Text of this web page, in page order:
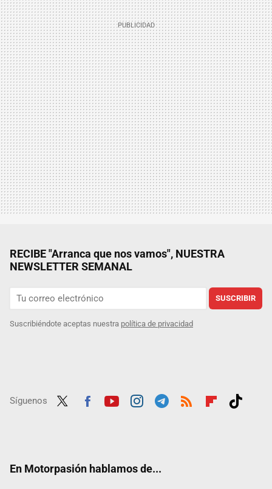
RECIBE "Arranca que nos vamos", NUESTRA
NEWSLETTER SEMANAL
SUSCRIBIR
Suscribiéndote aceptas nuestra política de privacidad
Síguenos
En Motorpasión hablamos de...